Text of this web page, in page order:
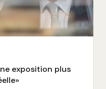
exposition plus